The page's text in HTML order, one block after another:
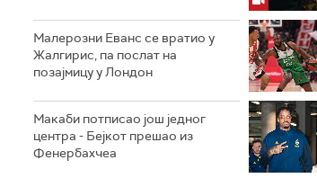
Малерозни Еванс се вратио у
Жалгирис, па послат на
позајмицу у Лондон
Макаби потписао још једног
центра - Бејкот прешао из
Фенербахчеа